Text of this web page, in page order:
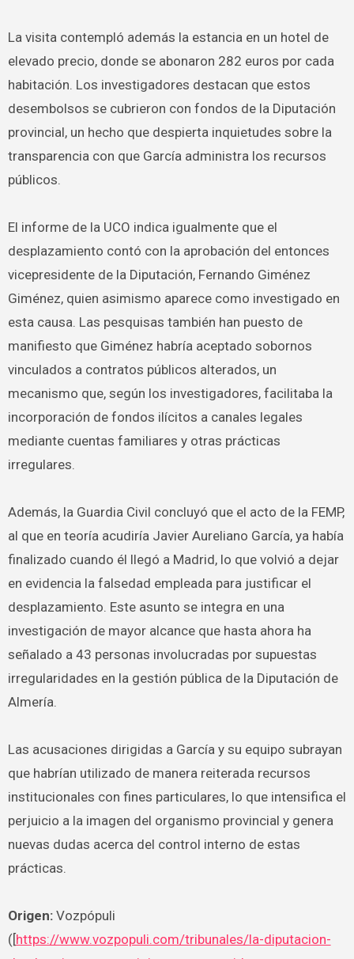
La visita contempló además la estancia en un hotel de
elevado precio, donde se abonaron 282 euros por cada
habitación. Los investigadores destacan que estos
desembolsos se cubrieron con fondos de la Diputación
provincial, un hecho que despierta inquietudes sobre la
transparencia con que García administra los recursos
públicos.
El informe de la UCO indica igualmente que el
desplazamiento contó con la aprobación del entonces
vicepresidente de la Diputación, Fernando Giménez
Giménez, quien asimismo aparece como investigado en
esta causa. Las pesquisas también han puesto de
manifiesto que Giménez habría aceptado sobornos
vinculados a contratos públicos alterados, un
mecanismo que, según los investigadores, facilitaba la
incorporación de fondos ilícitos a canales legales
mediante cuentas familiares y otras prácticas
irregulares.
Además, la Guardia Civil concluyó que el acto de la FEMP,
al que en teoría acudiría Javier Aureliano García, ya había
finalizado cuando él llegó a Madrid, lo que volvió a dejar
en evidencia la falsedad empleada para justificar el
desplazamiento. Este asunto se integra en una
investigación de mayor alcance que hasta ahora ha
señalado a 43 personas involucradas por supuestas
irregularidades en la gestión pública de la Diputación de
Almería.
Las acusaciones dirigidas a García y su equipo subrayan
que habrían utilizado de manera reiterada recursos
institucionales con fines particulares, lo que intensifica el
perjuicio a la imagen del organismo provincial y genera
nuevas dudas acerca del control interno de estas
prácticas.
Origen:Vozpópuli
([https://www.vozpopuli.com/tribunales/la-diputacion-